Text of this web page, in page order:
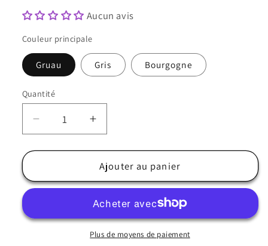
Aucun avis
Couleur principale
Gruau Gris Bourgogne
Quantité
Quantité
Réduire
la
quantité
Bonnet
pompon
Augmenter
la
quantité
de
Bonnet
à
pompon
-
Ajouter au panier
Plus de moyens de paiement